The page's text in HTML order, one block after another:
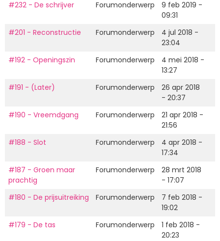
#232 - De schrijver
Forumonderwerp
9 feb 2019 -
09:31
#201 - Reconstructie
Forumonderwerp
4 jul 2018 -
23:04
#192 - Openingszin
Forumonderwerp
4 mei 2018 -
13:27
#191 - (Later)
Forumonderwerp
26 apr 2018
- 20:37
#190 - Vreemdgang
Forumonderwerp
21 apr 2018 -
21:56
#188 - Slot
Forumonderwerp
4 apr 2018 -
17:34
#187 - Groen maar
prachtig
Forumonderwerp
28 mrt 2018
- 17:07
#180 - De prijsuitreiking
Forumonderwerp
7 feb 2018 -
19:02
#179 - De tas
Forumonderwerp
1 feb 2018 -
20:23